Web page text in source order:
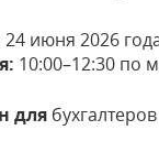
24 июня 2026
10:00–12:30 по
для